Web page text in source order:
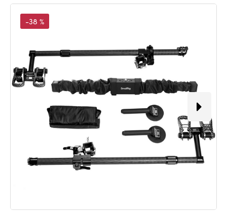
-38 %